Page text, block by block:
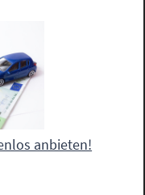
anbieten!